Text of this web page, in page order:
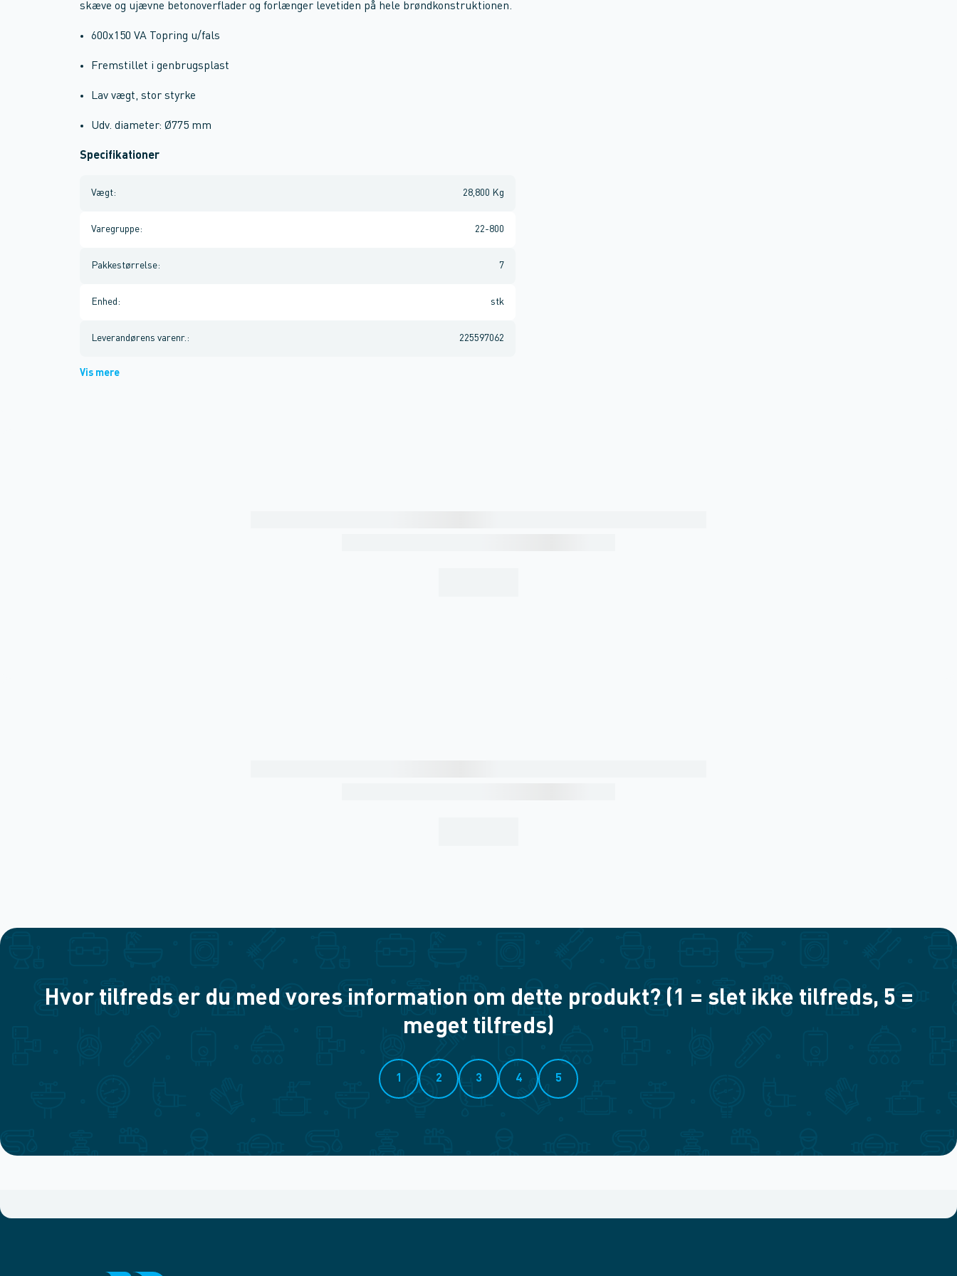
skæve og ujævne betonoverflader og forlænger levetiden på hele brøndkonstruktionen.
600x150 VA Topring u/fals
Fremstillet i genbrugsplast
Lav vægt, stor styrke
Udv. diameter: Ø775 mm
Specifikationer
Vægt: 28,800 Kg
Varegruppe: 22-800
Pakkestørrelse: 7
Enhed : stk
Leverandørens varenr. : 225597062
Vis mere
Hvor tilfreds er du med vores information om dette produkt? (1 = slet ikke tilfreds, 5 =
meget tilfreds)
1 2 3 4 5